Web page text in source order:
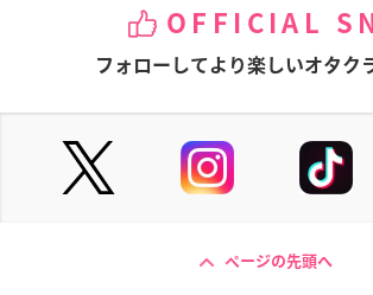
2021年4月24日(土)
単行本⑮～単行本未掲載「STAGE4 Vol.19」
▼ご予約・ご購入はこちらから
アニメイト
OFFICIAL
フォローしてより楽しいオタク
ページの先頭へ